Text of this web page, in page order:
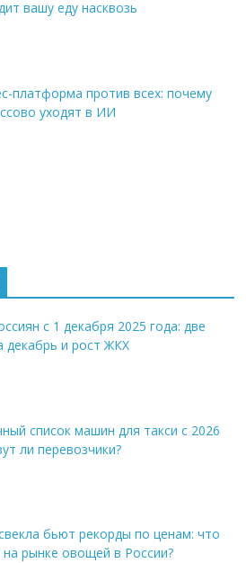
вашу еду насквозь
платформа против всех: почему
уходят в ИИ
с 1 декабря 2025 года: две
декабрь и рост ЖКХ
список машин для такси с 2026
ли перевозчики?
бьют рекорды по ценам: что
на рынке овощей в России?